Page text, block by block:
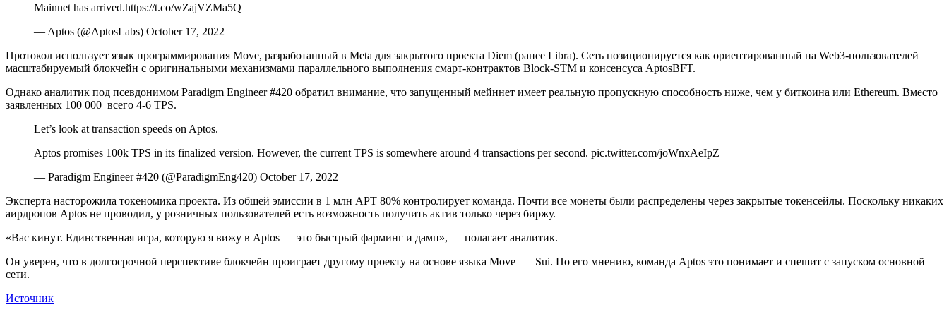
Mainnet has arrived.https://t.co/wZajVZMa5Q
— Aptos (@AptosLabs) October 17, 2022
Протокол использует язык программирования Move, разработанный в Meta для закрытого проекта Diem (ранее Libra). Сеть позиционируется как ориентированный на Web3-пользователей
масштабируемый блокчейн с оригинальными механизмами параллельного выполнения смарт-контрактов Block-STM и консенсуса AptosBFT.
Однако аналитик под псевдонимом Paradigm Engineer #420 обратил внимание, что запущенный мейннет имеет реальную пропускную способность ниже, чем у биткоина или Ethereum. Вместо
заявленных 100 000 всего 4-6 TPS.
Let’s look at transaction speeds on Aptos.
Aptos promises 100k TPS in its finalized version. However, the current TPS is somewhere around 4 transactions per second. pic.twitter.com/joWnxAeIpZ
— Paradigm Engineer #420 (@ParadigmEng420) October 17, 2022
Эксперта насторожила токеномика проекта. Из общей эмиссии в 1 млн APT 80% контролирует команда. Почти все монеты были распределены через закрытые токенсейлы. Поскольку никаких
аирдропов Aptos не проводил, у розничных пользователей есть возможность получить актив только через биржу.
«Вас кинут. Единственная игра, которую я вижу в Aptos — это быстрый фарминг и дамп», — полагает аналитик.
Он уверен, что в долгосрочной перспективе блокчейн проиграет другому проекту на основе языка Move — Sui. По его мнению, команда Aptos это понимает и спешит с запуском основной
сети.
Источник